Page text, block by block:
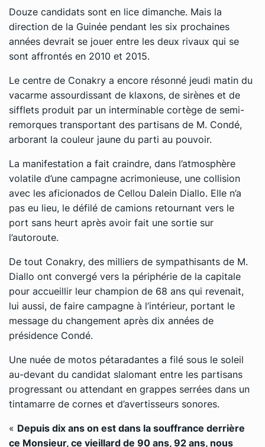
Douze candidats sont en lice dimanche. Mais la
direction de la Guinée pendant les six prochaines
années devrait se jouer entre les deux rivaux qui se
sont affrontés en 2010 et 2015.
Le centre de Conakry a encore résonné jeudi matin du
vacarme assourdissant de klaxons, de sirènes et de
sifflets produit par un interminable cortège de semi-
remorques transportant des partisans de M. Condé,
arborant la couleur jaune du parti au pouvoir.
La manifestation a fait craindre, dans l’atmosphère
volatile d’une campagne acrimonieuse, une collision
avec les aficionados de Cellou Dalein Diallo. Elle n’a
pas eu lieu, le défilé de camions retournant vers le
port sans heurt après avoir fait une sortie sur
l’autoroute.
De tout Conakry, des milliers de sympathisants de M.
Diallo ont convergé vers la périphérie de la capitale
pour accueillir leur champion de 68 ans qui revenait,
lui aussi, de faire campagne à l’intérieur, portant le
message du changement après dix années de
présidence Condé.
Une nuée de motos pétaradantes a filé sous le soleil
au-devant du candidat slalomant entre les partisans
progressant ou attendant en grappes serrées dans un
tintamarre de cornes et d’avertisseurs sonores.
« Depuis dix ans on est dans la souffrance derrière
ce Monsieur, ce vieillard de 90 ans, 92 ans, nous